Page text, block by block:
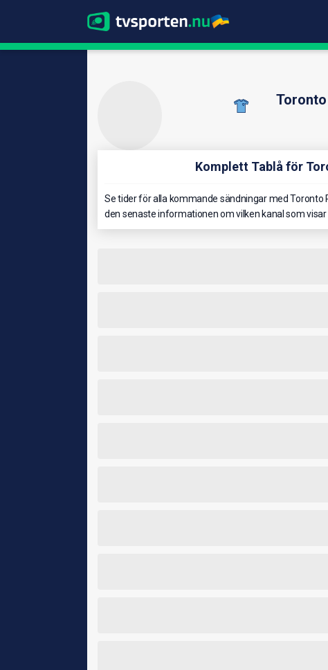
Komplett Tablå för
Se tider för alla kommande sändningar med Toronto
den senaste informationen om vilken kanal som visar